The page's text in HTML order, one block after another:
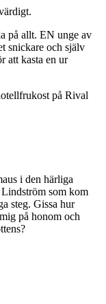
på allt. EN unge av
snickare och själv
att kasta en ur
på Rival
i den härliga
som kom
steg. Gissa hur
på honom och